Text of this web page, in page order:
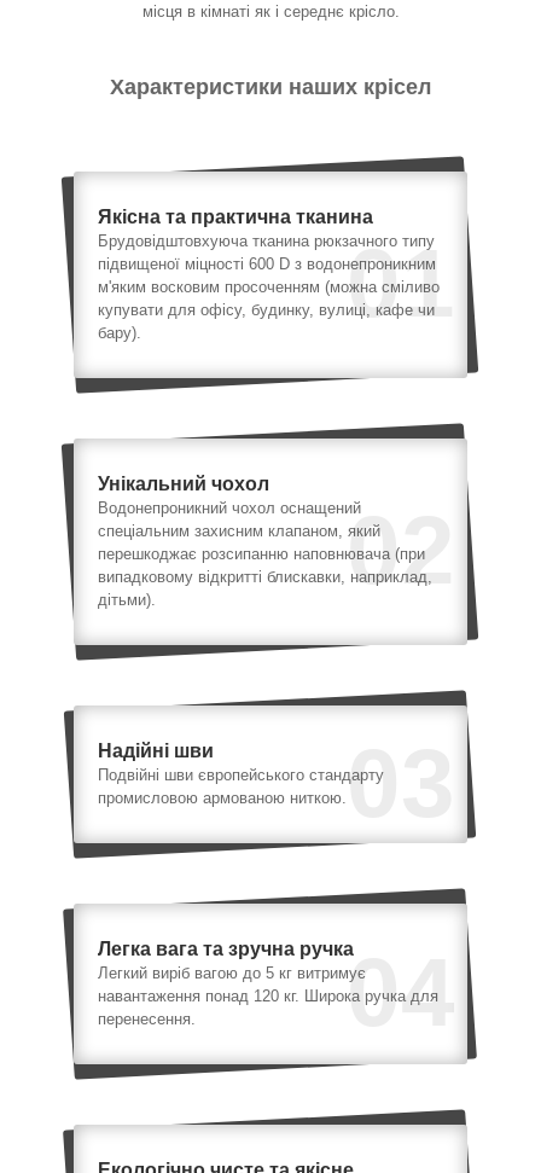
місця в кімнаті як і середнє крісло.
Характеристики наших крісел
01
Якісна та практична тканина
Брудовідштовхуюча тканина рюкзачного типу
підвищеної міцності 600 D з водонепроникним
м'яким восковим просоченням (можна сміливо
купувати для офісу, будинку, вулиці, кафе чи
бару).
02
Унікальний чохол
Водонепроникний чохол оснащений
спеціальним захисним клапаном, який
перешкоджає розсипанню наповнювача (при
випадковому відкритті блискавки, наприклад,
дітьми).
03
Надійні шви
Подвійні шви європейського стандарту
промисловою армованою ниткою.
04
Легка вага та зручна ручка
Легкий виріб вагою до 5 кг витримує
навантаження понад 120 кг. Широка ручка для
перенесення.